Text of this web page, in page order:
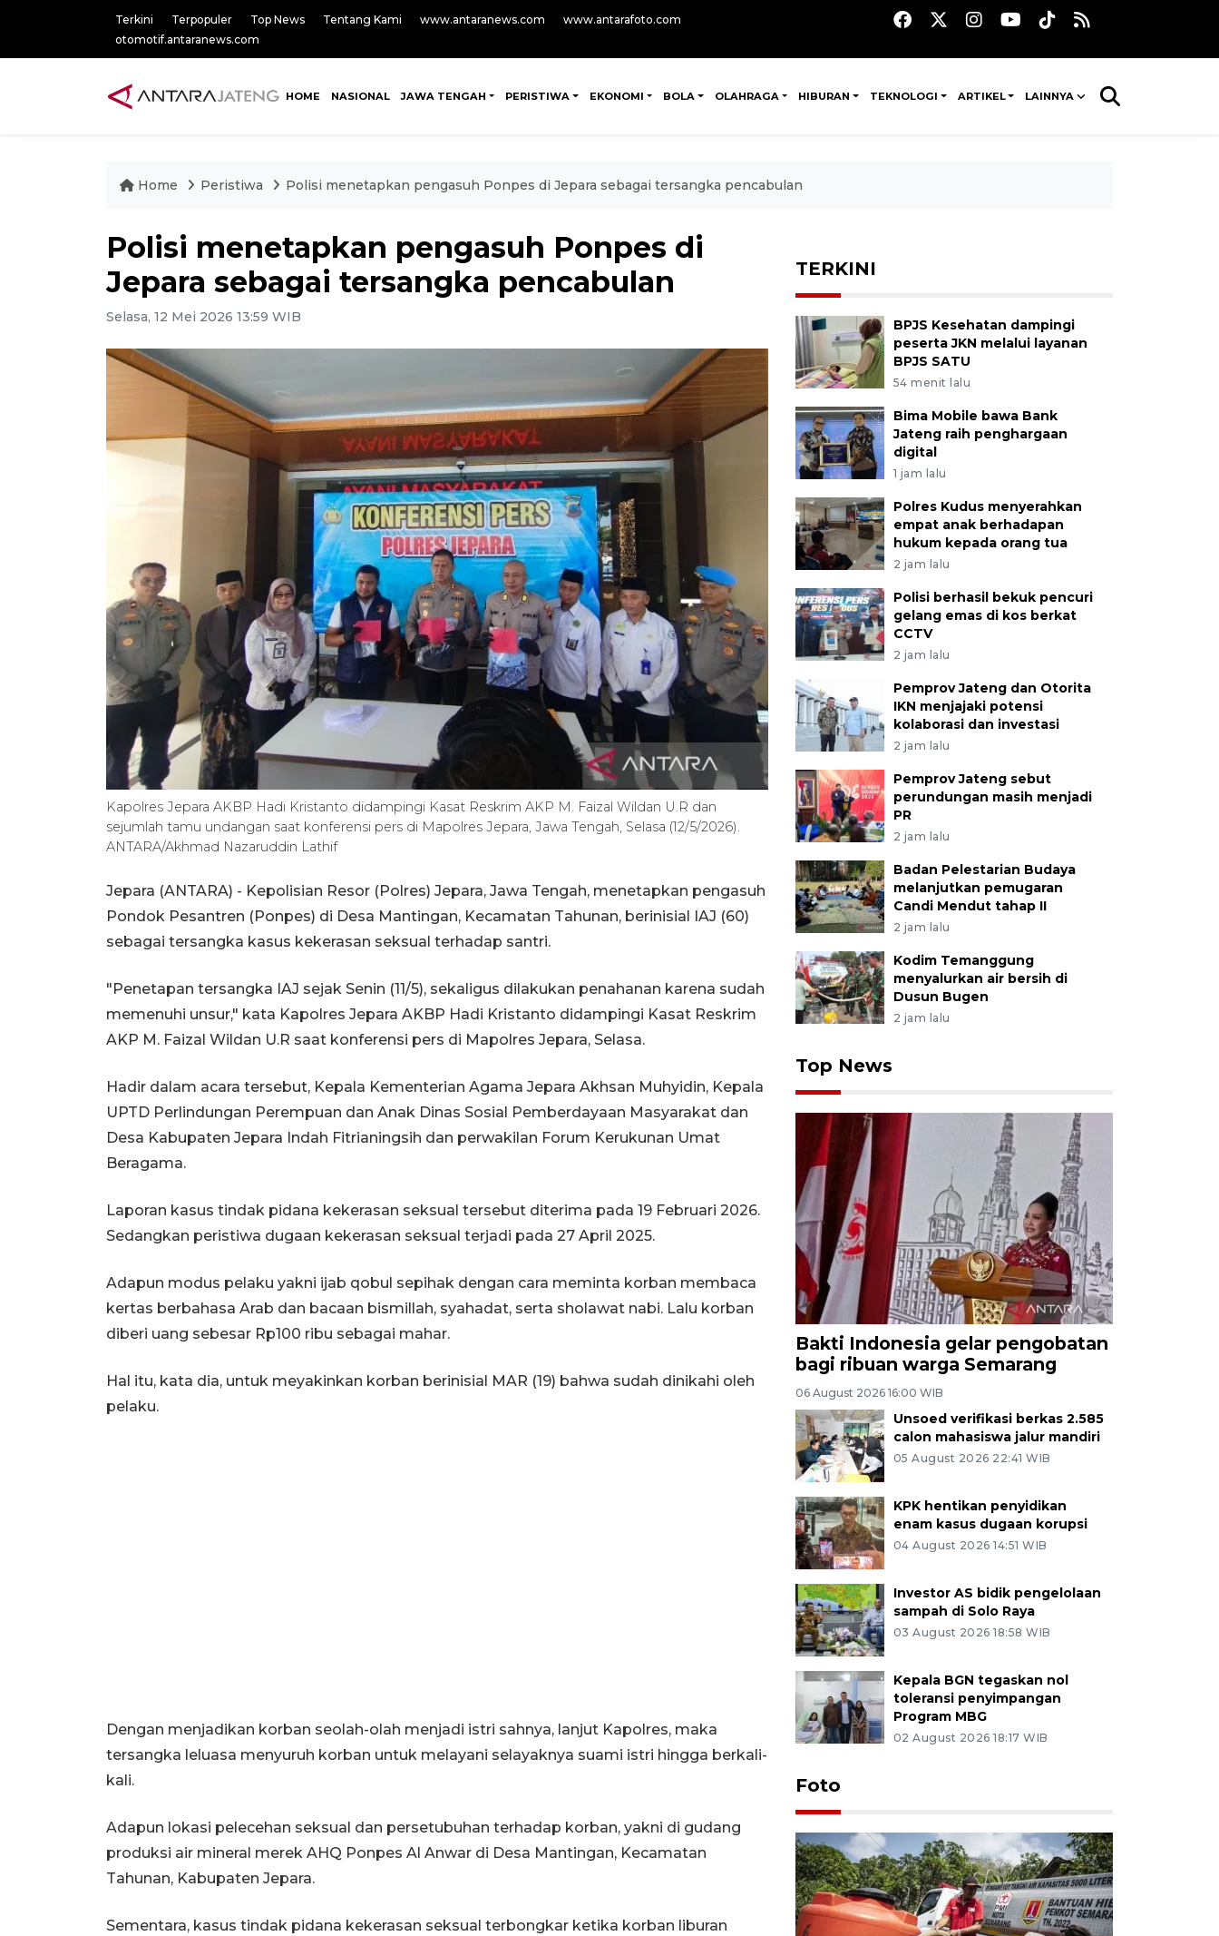
Terkini Terpopuler Top News Tentang Kami www.antaranews.com
www.antarafoto.com
otomotif.antaranews.com
HOME NASIONAL JAWA TENGAH PERISTIWA EKONOMI BOLA OLAHRAGA HIBURAN TEKNOLOGI ARTIKEL LAINNYA
Home Peristiwa Polisi menetapkan pengasuh Ponpes di Jepara sebagai tersangka pencabulan
Polisi menetapkan pengasuh Ponpes di
Jepara sebagai tersangka pencabulan
Selasa, 12 Mei 2026 13:59 WIB
Kapolres Jepara AKBP Hadi Kristanto didampingi Kasat Reskrim AKP M. Faizal Wildan U.R dan
sejumlah tamu undangan saat konferensi pers di Mapolres Jepara, Jawa Tengah, Selasa (12/5/2026).
ANTARA/Akhmad Nazaruddin Lathif
Jepara (ANTARA) - Kepolisian Resor (Polres) Jepara, Jawa Tengah, menetapkan pengasuh
Pondok Pesantren (Ponpes) di Desa Mantingan, Kecamatan Tahunan, berinisial IAJ (60)
sebagai tersangka kasus kekerasan seksual terhadap santri.
"Penetapan tersangka IAJ sejak Senin (11/5), sekaligus dilakukan penahanan karena sudah
memenuhi unsur," kata Kapolres Jepara AKBP Hadi Kristanto didampingi Kasat Reskrim
AKP M. Faizal Wildan U.R saat konferensi pers di Mapolres Jepara, Selasa.
Hadir dalam acara tersebut, Kepala Kementerian Agama Jepara Akhsan Muhyidin, Kepala
UPTD Perlindungan Perempuan dan Anak Dinas Sosial Pemberdayaan Masyarakat dan
Desa Kabupaten Jepara Indah Fitrianingsih dan perwakilan Forum Kerukunan Umat
Beragama.
Laporan kasus tindak pidana kekerasan seksual tersebut diterima pada 19 Februari 2026.
Sedangkan peristiwa dugaan kekerasan seksual terjadi pada 27 April 2025.
Adapun modus pelaku yakni ijab qobul sepihak dengan cara meminta korban membaca
kertas berbahasa Arab dan bacaan bismillah, syahadat, serta sholawat nabi. Lalu korban
diberi uang sebesar Rp100 ribu sebagai mahar.
Hal itu, kata dia, untuk meyakinkan korban berinisial MAR (19) bahwa sudah dinikahi oleh
pelaku.
Dengan menjadikan korban seolah-olah menjadi istri sahnya, lanjut Kapolres, maka
tersangka leluasa menyuruh korban untuk melayani selayaknya suami istri hingga berkali-
kali.
Adapun lokasi pelecehan seksual dan persetubuhan terhadap korban, yakni di gudang
produksi air mineral merek AHQ Ponpes Al Anwar di Desa Mantingan, Kecamatan
Tahunan, Kabupaten Jepara.
Sementara, kasus tindak pidana kekerasan seksual terbongkar ketika korban liburan
TERKINI
BPJS Kesehatan dampingi
peserta JKN melalui layanan
BPJS SATU
54 menit lalu
Bima Mobile bawa Bank
Jateng raih penghargaan
digital
1 jam lalu
Polres Kudus menyerahkan
empat anak berhadapan
hukum kepada orang tua
2 jam lalu
Polisi berhasil bekuk pencuri
gelang emas di kos berkat
CCTV
2 jam lalu
Pemprov Jateng dan Otorita
IKN menjajaki potensi
kolaborasi dan investasi
2 jam lalu
Pemprov Jateng sebut
perundungan masih menjadi
PR
2 jam lalu
Badan Pelestarian Budaya
melanjutkan pemugaran
Candi Mendut tahap II
2 jam lalu
Kodim Temanggung
menyalurkan air bersih di
Dusun Bugen
2 jam lalu
Top News
Bakti Indonesia gelar pengobatan
bagi ribuan warga Semarang
06 August 2026 16:00 WIB
Unsoed verifikasi berkas 2.585
calon mahasiswa jalur mandiri
05 August 2026 22:41 WIB
KPK hentikan penyidikan
enam kasus dugaan korupsi
04 August 2026 14:51 WIB
Investor AS bidik pengelolaan
sampah di Solo Raya
03 August 2026 18:58 WIB
Kepala BGN tegaskan nol
toleransi penyimpangan
Program MBG
02 August 2026 18:17 WIB
Foto